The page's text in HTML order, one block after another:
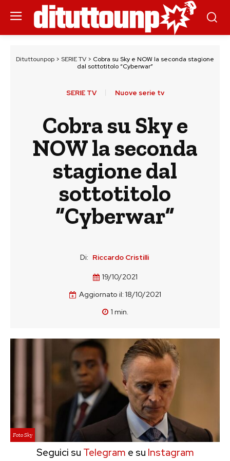
Dituttounpop > SERIE TV > Cobra su Sky e NOW la seconda stagione
dal sottotitolo “Cyberwar”
SERIE TV Nuove serie tv
Cobra su Sky e
NOW la seconda
stagione dal
sottotitolo
“Cyberwar”
Di: Riccardo Cristilli
19/10/2021
Aggiornato il: 18/10/2021
1 min.
Foto Sky
Seguici su Telegram e su Instagram